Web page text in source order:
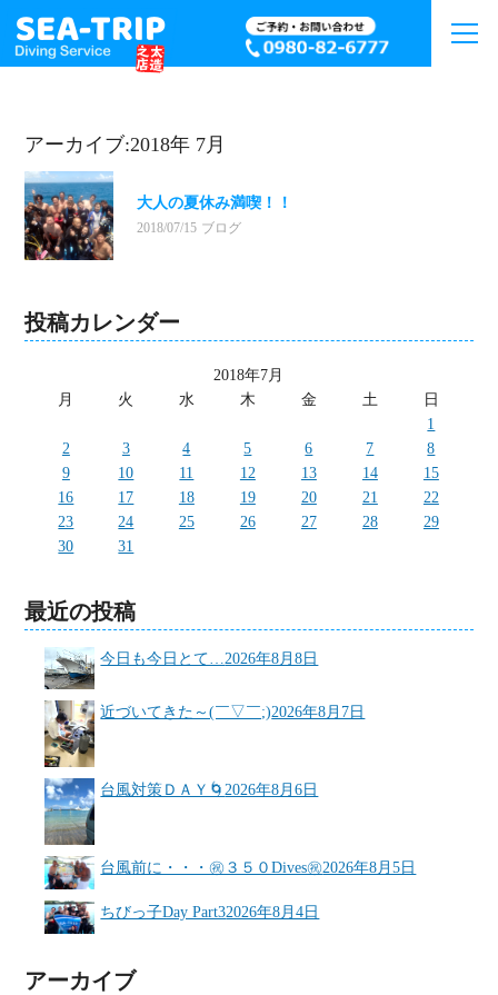
アーカイブ:2018年 7月
大人の夏休み満喫！！
2018/07/15 ブログ
投稿カレンダー
2018年7月
月
火 水 木 金 土
日
1
2
3 4 5 6 7
8
9
10 11 12 13 14
15
16
17 18 19 20 21
22
23
24 25 26 27 28
29
30
31
最近の投稿
今日も今日とて…2026年8月8日
近づいてきた～(￣▽￣;)2026年8月7日
台風対策ＤＡＹ🌀2026年8月6日
台風前に・・・㊗３５０Dives㊗2026年8月5日
ちびっ子Day Part32026年8月4日
アーカイブ